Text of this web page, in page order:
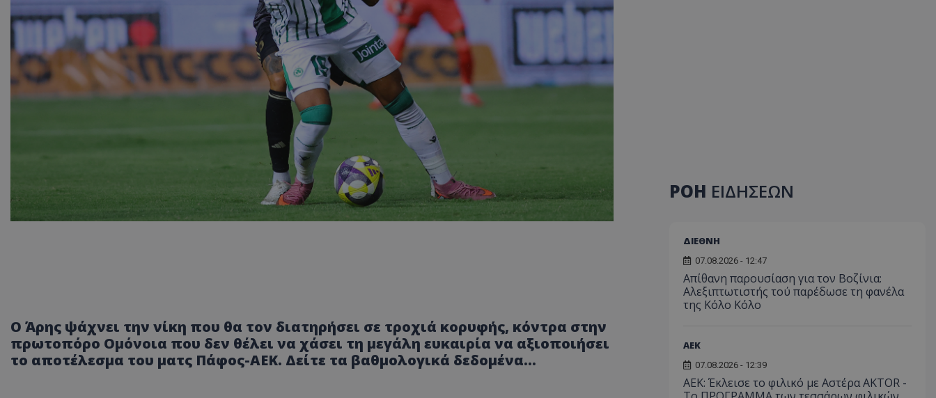
Ο Άρης ψάχνει την νίκη που θα τον διατηρήσει σε τροχιά κορυφής, κόντρα στην
πρωτοπόρο Ομόνοια που δεν θέλει να χάσει τη μεγάλη ευκαιρία να αξιοποιήσει
το αποτέλεσμα του ματς Πάφος-ΑΕΚ. Δείτε τα βαθμολογικά δεδομένα...
ΡΟΗ ΕΙΔΗΣΕΩΝ
ΔΙΕΘΝΗ
07.08.2026 - 12:47
Απίθανη παρουσίαση για τον Βοζίνια:
Αλεξιπτωτιστής τού παρέδωσε τη φανέλα
της Κόλο Κόλο
ΑEK
07.08.2026 - 12:39
ΑΕΚ: Έκλεισε το φιλικό με Αστέρα AKTOR -